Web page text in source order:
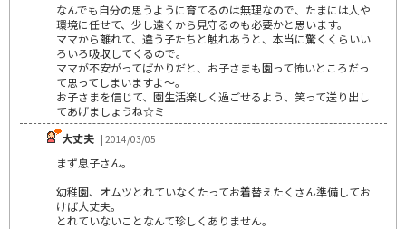
なんでも自分の思うように育てるのは無理なので、たまには人や
環境に任せて、少し遠くから見守るのも必要かと思います。
ママから離れて、違う子たちと触れあうと、本当に驚くくらいい
ろいろ吸収してくるので。
ママが不安がってばかりだと、お子さまも園って怖いところだっ
て思ってしまいますよ〜。
お子さまを信じて、園生活楽しく過ごせるよう、笑って送り出し
てあげましょうね☆ミ
大丈夫 | 2014/03/05
まず息子さん。
幼稚園、オムツとれていなくたってお着替えたくさん準備してお
けば大丈夫。
とれていないことなんて珍しくありません。